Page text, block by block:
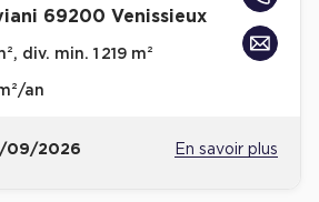
69200 Venissieux
div. min. 1 219 m²
an
09/2026 En savoir plus